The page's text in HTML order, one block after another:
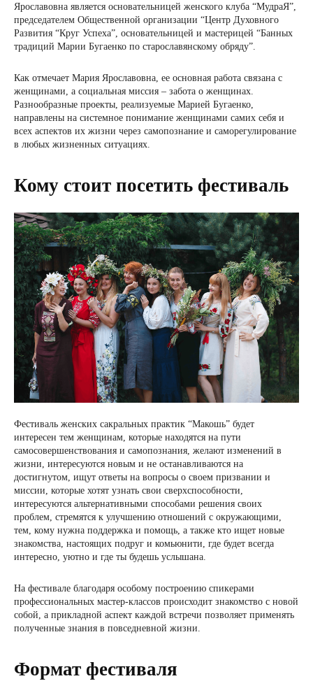
Ярославовна является основательницей женского клуба “МудраЯ”,
председателем Общественной организации “Центр Духовного
Развития “Круг Успеха”, основательницей и мастерицей “Банных
традиций Марии Бугаенко по старославянскому обряду”.
Как отмечает Мария Ярославовна, ее основная работа связана с
женщинами, а социальная миссия – забота о женщинах.
Разнообразные проекты, реализуемые Марией Бугаенко,
направлены на системное понимание женщинами самих себя и
всех аспектов их жизни через самопознание и саморегулирование
в любых жизненных ситуациях.
Кому стоит посетить фестиваль
Фестиваль женских сакральных практик “Макошь” будет
интересен тем женщинам, которые находятся на пути
самосовершенствования и самопознания, желают изменений в
жизни, интересуются новым и не останавливаются на
достигнутом, ищут ответы на вопросы о своем призвании и
миссии, которые хотят узнать свои сверхспособности,
интересуются альтернативными способами решения своих
проблем, стремятся к улучшению отношений с окружающими,
тем, кому нужна поддержка и помощь, а также кто ищет новые
знакомства, настоящих подруг и комьюнити, где будет всегда
интересно, уютно и где ты будешь услышана.
На фестивале благодаря особому построению спикерами
профессиональных мастер-классов происходит знакомство с новой
собой, а прикладной аспект каждой встречи позволяет применять
полученные знания в повседневной жизни.
Формат фестиваля